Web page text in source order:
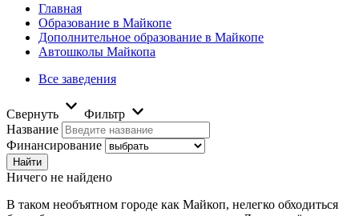
Главная
Образование в Майкопе
Дополнительное образование в Майкопе
Автошколы Майкопа
Все заведения
Свернуть
Фильтр
Название
Финансирование
Ничего не найдено
В таком необъятном городе как Майкоп, нелегко обходиться